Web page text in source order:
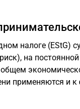
налоге (EStG)
на
применяются и к